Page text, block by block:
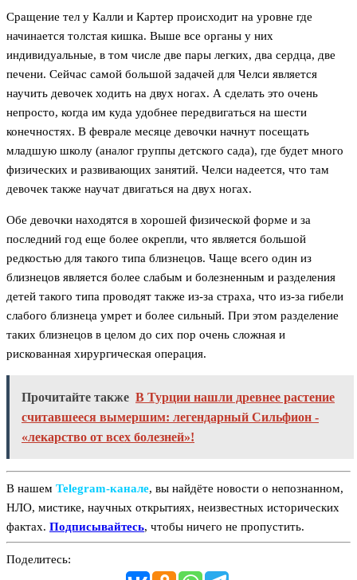
Сращение тел у Калли и Картер происходит на уровне где
начинается толстая кишка. Выше все органы у них
индивидуальные, в том числе две пары легких, два сердца, две
печени. Сейчас самой большой задачей для Челси является
научить девочек ходить на двух ногах. А сделать это очень
непросто, когда им куда удобнее передвигаться на шести
конечностях. В феврале месяце девочки начнут посещать
младшую школу (аналог группы детского сада), где будет много
физических и развивающих занятий. Челси надеется, что там
девочек также научат двигаться на двух ногах.
Обе девочки находятся в хорошей физической форме и за
последний год еще более окрепли, что является большой
редкостью для такого типа близнецов. Чаще всего один из
близнецов является более слабым и болезненным и разделения
детей такого типа проводят также из-за страха, что из-за гибели
слабого близнеца умрет и более сильный. При этом разделение
таких близнецов в целом до сих пор очень сложная и
рискованная хирургическая операция.
Прочитайте также В Турции нашли древнее растение
считавшееся вымершим: легендарный Сильфион -
«лекарство от всех болезней»!
В нашем Telegram‑канале, вы найдёте новости о непознанном,
НЛО, мистике, научных открытиях, неизвестных исторических
фактах. Подписывайтесь, чтобы ничего не пропустить.
Поделитесь: